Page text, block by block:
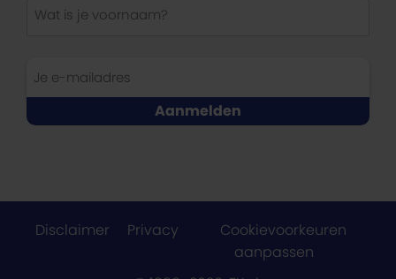
Disclaimer Privacy
Cookievoorkeuren
aanpassen